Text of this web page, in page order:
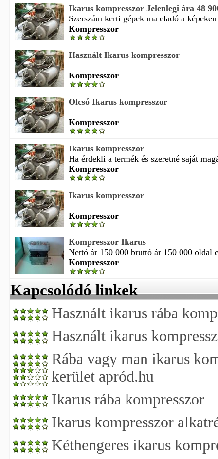
Ikarus kompresszor Jelenlegi ára 48
Szerszám kerti gépek ma eladó a
Kompresszor
Használt Ikarus kompresszor
Kompresszor
Olcsó Ikarus kompresszor
Kompresszor
Ikarus kompresszor
Ha érdekli a termék és szeretné saját
Kompresszor
Ikarus kompresszor
Kompresszor
Kompresszor Ikarus
Nettó ár 150 000 bruttó ár 150 000 oldal
Kompresszor
Kapcsolódó linkek
Használt ikarus rába
Használt ikarus
Rába vagy man ikarus
kerület apród.hu
Ikarus rába kompresszor
Ikarus kompresszor
Kéthengeres ikarus